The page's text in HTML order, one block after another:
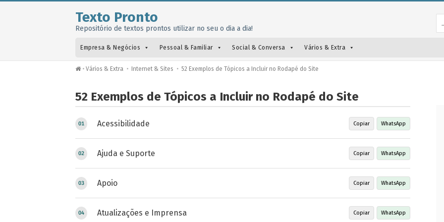
Texto Pronto
Repositório de textos prontos utilizar no seu o dia a dia!
Empresa & Negócios Pessoal & Familiar Social & Conversa Vários & Extra
• Vários & Extra • Internet & Sites • 52 Exemplos de Tópicos a Incluir no Rodapé do Site
52 Exemplos de Tópicos a Incluir no Rodapé do Site
Acessibilidade Copiar WhatsApp
Ajuda e Suporte Copiar WhatsApp
Apoio Copiar WhatsApp
Atualizações e Imprensa Copiar WhatsApp